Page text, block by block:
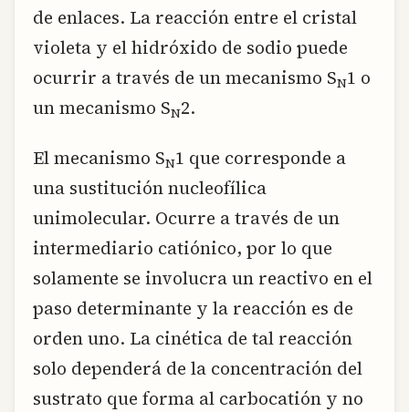
de enlaces. La reacción entre el cristal
violeta y el hidróxido de sodio puede
ocurrir a través de un mecanismo SN1 o
un mecanismo SN2.
El mecanismo SN1 que corresponde a
una sustitución nucleofílica
unimolecular. Ocurre a través de un
intermediario catiónico, por lo que
solamente se involucra un reactivo en el
paso determinante y la reacción es de
orden uno. La cinética de tal reacción
solo dependerá de la concentración del
sustrato que forma al carbocatión y no